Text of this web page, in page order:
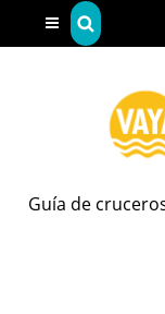
Guía de